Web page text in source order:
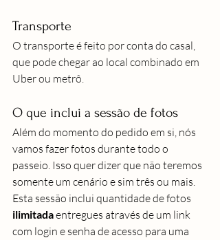
Transporte
O transporte é feito por conta do casal,
que pode chegar ao local combinado em
Uber ou metrô.
O que inclui a sessão de fotos
Além do momento do pedido em si, nós
vamos fazer fotos durante todo o
passeio. Isso quer dizer que não teremos
somente um cenário e sim três ou mais.
Esta sessão inclui quantidade de fotos
ilimitada entregues através de um link
com login e senha de acesso para uma